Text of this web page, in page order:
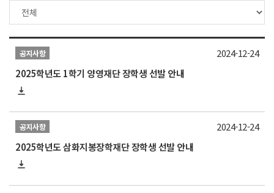
공지사항
2025학년도 1학기 양영재단 장학생 선발 안내
2024-12-24
공지사항
2025학년도 삼화지봉장학재단 장학생 선발 안내
2024-12-24